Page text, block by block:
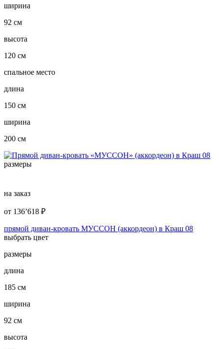
ширина
92 см
высота
120 см
спальное место
длина
150 см
ширина
200 см
размеры
на заказ
от 136’618 ₽
прямой диван-кровать МУССОН (аккордеон) в Краш 08
выбрать цвет
размеры
длина
185 см
ширина
92 см
высота